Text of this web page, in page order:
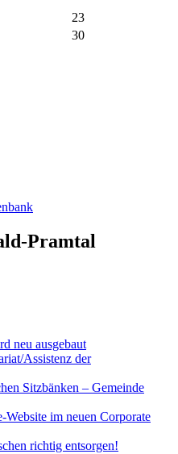
23
30
Pramtal
neu ausgebaut
Assistenz der
Sitzbänken – Gemeinde
Website im neuen Corporate
richtig entsorgen!